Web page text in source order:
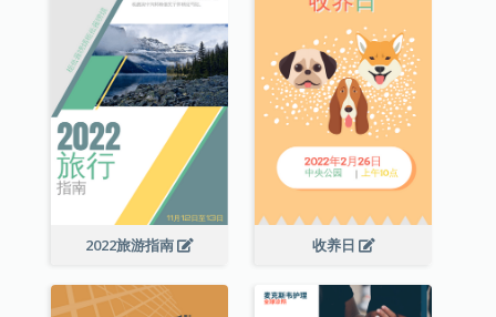
2022旅游指南 收养日